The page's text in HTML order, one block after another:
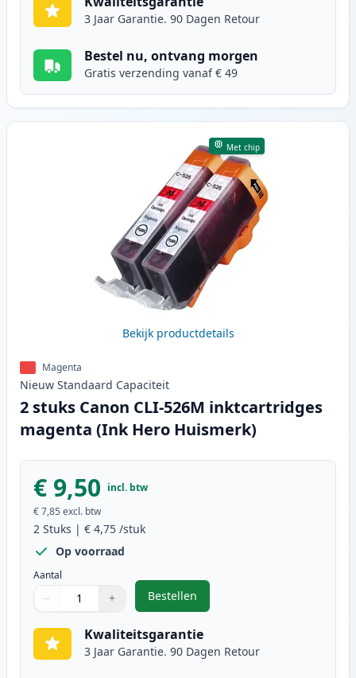
3 Jaar Garantie. 90 Dagen Retour
Bestel nu, ontvang morgen
Gratis verzending vanaf € 49
Met chip
Bekijk productdetails
Magenta
Nieuw Standaard Capaciteit
2 stuks Canon CLI-526M inktcartridges
magenta (Ink Hero Huismerk)
€ 9,50 incl. btw
€ 7,85 excl. btw
2 Stuks | € 4,75 /stuk
Op voorraad
Aantal
Gebruik de knoppen om aan te passen
− +
1
Bestellen
,2 stuks Canon CLI-526M
Kwaliteitsgarantie
3 Jaar Garantie. 90 Dagen Retour